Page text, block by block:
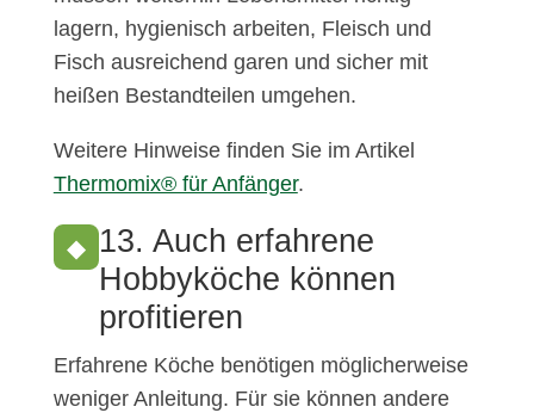
lagern, hygienisch arbeiten, Fleisch und
Fisch ausreichend garen und sicher mit
heißen Bestandteilen umgehen.
Weitere Hinweise finden Sie im Artikel
Thermomix® für Anfänger.
◆ 13. Auch erfahrene
Hobbyköche können
profitieren
Erfahrene Köche benötigen möglicherweise
weniger Anleitung. Für sie können andere